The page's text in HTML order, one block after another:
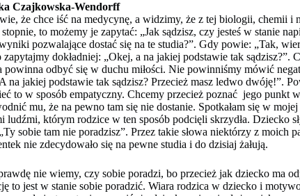
Czajkowska-Wendorff
że chce iść na medycynę, a widzimy, że z tej biologii, chemii i
stopnie, to możemy je zapytać: „Jak sądzisz, czy jesteś w stanie
pozwalające dostać się na te studia?”. Gdy powie: „Tak,
zapytajmy dokładniej: „Okej, a na jakiej podstawie tak sądzisz?”.
powinna odbyć się w duchu miłości. Nie powinniśmy mówić
na jakiej podstawie tak sądzisz? Przecież masz ledwo dwóję!”.
to w sposób empatyczny. Chcemy przecież poznać jego punkt
mu, że na pewno tam się nie dostanie. Spotkałam się w
ludźmi, którym rodzice w ten sposób podcięli skrzydła. Dziecko
sobie tam nie poradzisz”. Przez takie słowa niektórzy z moich
nie zdecydowało się na pewne studia i do dzisiaj żałują.
nie wiemy, czy sobie poradzi, bo przecież jak dziecko ma
to jest w stanie sobie poradzić. Wiara rodzica w dziecko i